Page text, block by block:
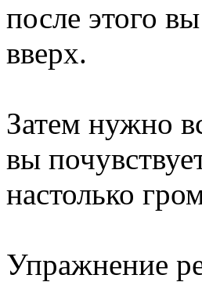
после этого
вверх.
Затем нужно
вы
настолько
Упражнение